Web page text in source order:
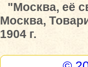
"Москва, её
Москва,
1904 г.